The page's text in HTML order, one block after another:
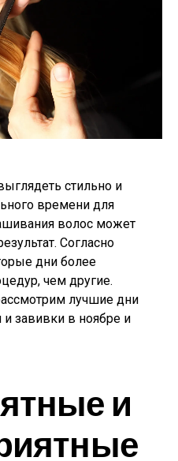
стильно и
времени для
волос может
Согласно
дни более
чем другие.
лучшие дни
завивки в ноябре и
и